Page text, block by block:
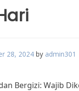
28, 2024 by admin301
Bergizi: Wajib